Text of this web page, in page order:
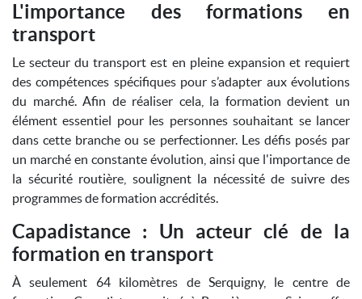
L'importance des formations en
transport
Le secteur du transport est en pleine expansion et requiert
des compétences spécifiques pour s’adapter aux évolutions
du marché. Afin de réaliser cela, la formation devient un
élément essentiel pour les personnes souhaitant se lancer
dans cette branche ou se perfectionner. Les défis posés par
un marché en constante évolution, ainsi que l'importance de
la sécurité routière, soulignent la nécessité de suivre des
programmes de formation accrédités.
Capadistance : Un acteur clé de la
formation en transport
À seulement 64 kilomètres de Serquigny, le centre de